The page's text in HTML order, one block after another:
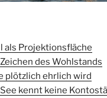
als Projektionsfläche
des Wohlstands
plötzlich ehrlich wird
kennt keine